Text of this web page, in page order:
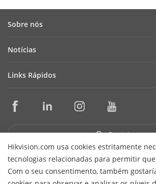
Hikvision.com usa cookies estritamente
tecnologias relacionadas para permitir
Com o seu consentimento, também
Sobre nós
Segurança Cibernética
Sustentabilidade
Fale Conosco
Perguntas Frequentes
Notícias
Casos de Sucesso
Links Rápidos
Ferramentas de Instalação e Manutenção
SDKs de Integração
Garantia e Troca Expressa
Suporte Técnico
Contato
Receber Newsletter